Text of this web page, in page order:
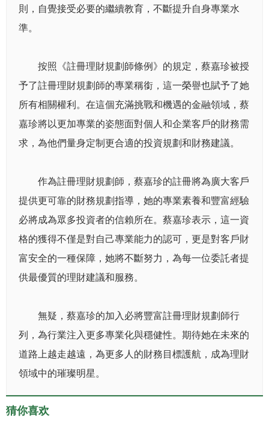
則，自覺接受必要的繼續教育，不斷提升自身專業水
準。
按照《註冊理財規劃師條例》的規定，蔡嘉珍被授
予了註冊理財規劃師的專業稱銜，這一榮譽也賦予了她
所有相關權利。在這個充滿挑戰和機遇的金融領域，蔡
嘉珍將以更加專業的姿態面對個人和企業客戶的財務需
求，為他們量身定制更合適的投資規劃和財務建議。
作為註冊理財規劃師，蔡嘉珍的註冊將為廣大客戶
提供更可靠的財務規劃指導，她的專業素養和豐富經驗
必將成為眾多投資者的信賴所在。蔡嘉珍表示，這一資
格的獲得不僅是對自己專業能力的認可，更是對客戶財
富安全的一種保障，她將不斷努力，為每一位委託者提
供最優質的理財建議和服務。
無疑，蔡嘉珍的加入必將豐富註冊理財規劃師行
列，為行業注入更多專業化與穩健性。期待她在未來的
道路上越走越遠，為更多人的財務目標護航，成為理財
領域中的璀璨明星。
猜你喜欢